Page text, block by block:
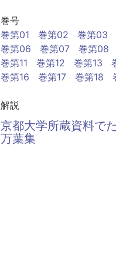
巻号
巻第01
巻第02 巻第03
巻第06
巻第07 巻第08
巻第11
巻第12 巻第13
巻第16
巻第17 巻第18
解説
京都大学所蔵資料で
万葉集